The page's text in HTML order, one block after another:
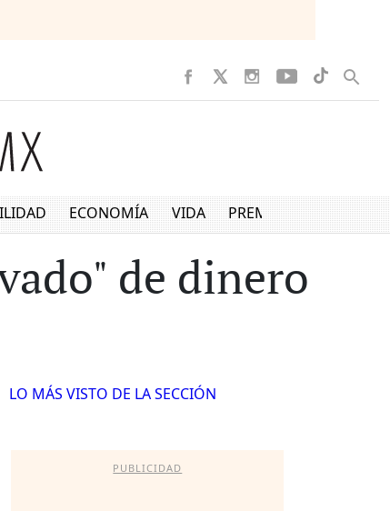
ECONOMÍA VIDA PREMIUM
de dinero
LO MÁS VISTO DE LA SECCIÓN
PUBLICIDAD